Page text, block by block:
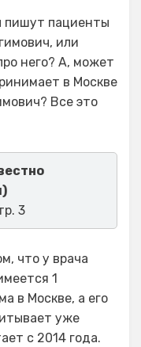
пишут пациенты
или
него? А, может
в Москве
Все это
3
что у врача
1
в Москве, а его
уже
с 2014 года.